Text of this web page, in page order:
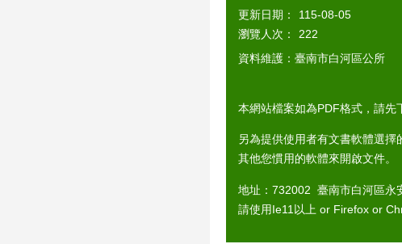
更新日期：
115-08-05
瀏覽人次：
222
資料維護：臺南市白河區公所
本網站檔案如為PDF格式，請先
另為提供使用者有文書軟體選
其他您慣用的軟體來開啟文件。
地址：732002 臺南市白河區
請使用Ie11以上 or Firefox or